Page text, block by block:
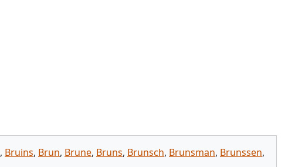
, Bruins, Brun, Brune, Bruns, Brunsch, Brunsman, Brunssen,